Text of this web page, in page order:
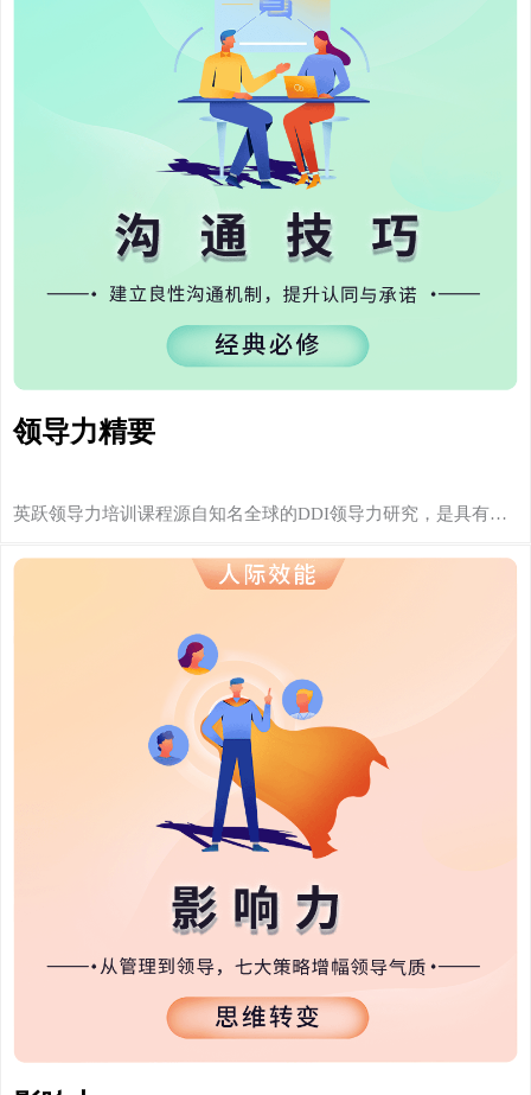
领导力精要
英跃领导力培训课程源自知名全球的DDI领导力研究，是具有…